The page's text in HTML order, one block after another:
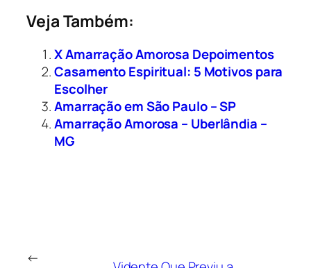
Veja Também:
X Amarração Amorosa Depoimentos
Casamento Espiritual: 5 Motivos para
Escolher
Amarração em São Paulo – SP
Amarração Amorosa – Uberlândia –
MG
←